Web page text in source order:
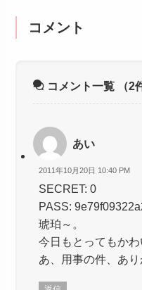
コメント
コメント一覧 （2
あい
2011年10月20日 10:40 PM
SECRET: 0
PASS:
琥珀～。
今日もとってもか
あ、用事の件、あり